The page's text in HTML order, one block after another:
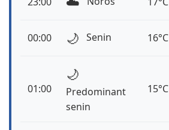
00:00 🌙 Senin 16°C
01:00
🌙
Predominant
senin
15°C